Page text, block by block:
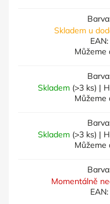
Skladem u
EAN:
Můžeme
Skladem (>3 ks) |
Můžeme
Skladem (>3 ks) |
Můžeme
Momentálně
EAN: